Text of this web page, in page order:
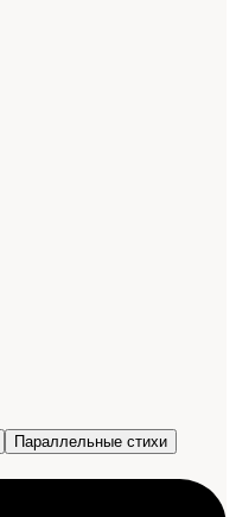
Параллельные стихи